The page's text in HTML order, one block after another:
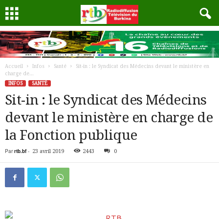
Accueil Infos Santé
Sit-in : le Syndicat des Médecins devant le ministère en
charge de...
INFOS
SANTÉ
Sit-in : le Syndicat des Médecins
devant le ministère en charge de
la Fonction publique
Par rtb.bf- 23 avril 2019 2443 0